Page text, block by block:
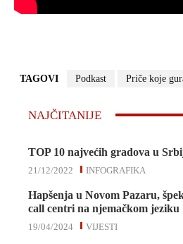
TAGOVI Podkast Priče koje
NAJČITANIJE
TOP 10 najvećih gradova u
INFOGRAFIKA
21/12/2022
Hapšenja u Novom Pazaru,
call centri na njemačkom jeziku
VIJESTI
19/04/2024